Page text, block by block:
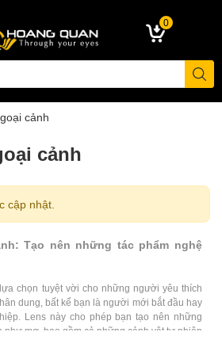
0
cảnh
cảnh
cập nhật.
Tạo nên những tác phẩm nghệ
chọn tuyệt vời cho những người yêu thích
dung, bất kể bạn là người mới bắt đầu hay
Lens này cho phép bạn tạo nên những
như mơ, bao gồm cả những cảnh vật tự nhiên